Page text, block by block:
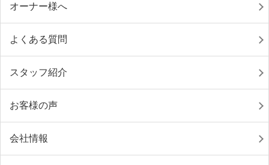
オーナー様へ
よくある質問
スタッフ紹介
お客様の声
会社情報